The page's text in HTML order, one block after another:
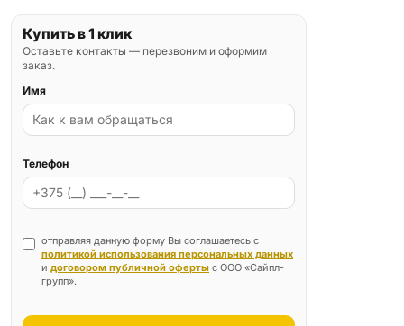
Купить в 1 клик
Оставьте контакты — перезвоним и оформим
заказ.
Имя
Телефон
отправляя данную форму Вы соглашаетесь с
политикой использования персональных данных
и договором публичной оферты с ООО «Сайпл-
групп».